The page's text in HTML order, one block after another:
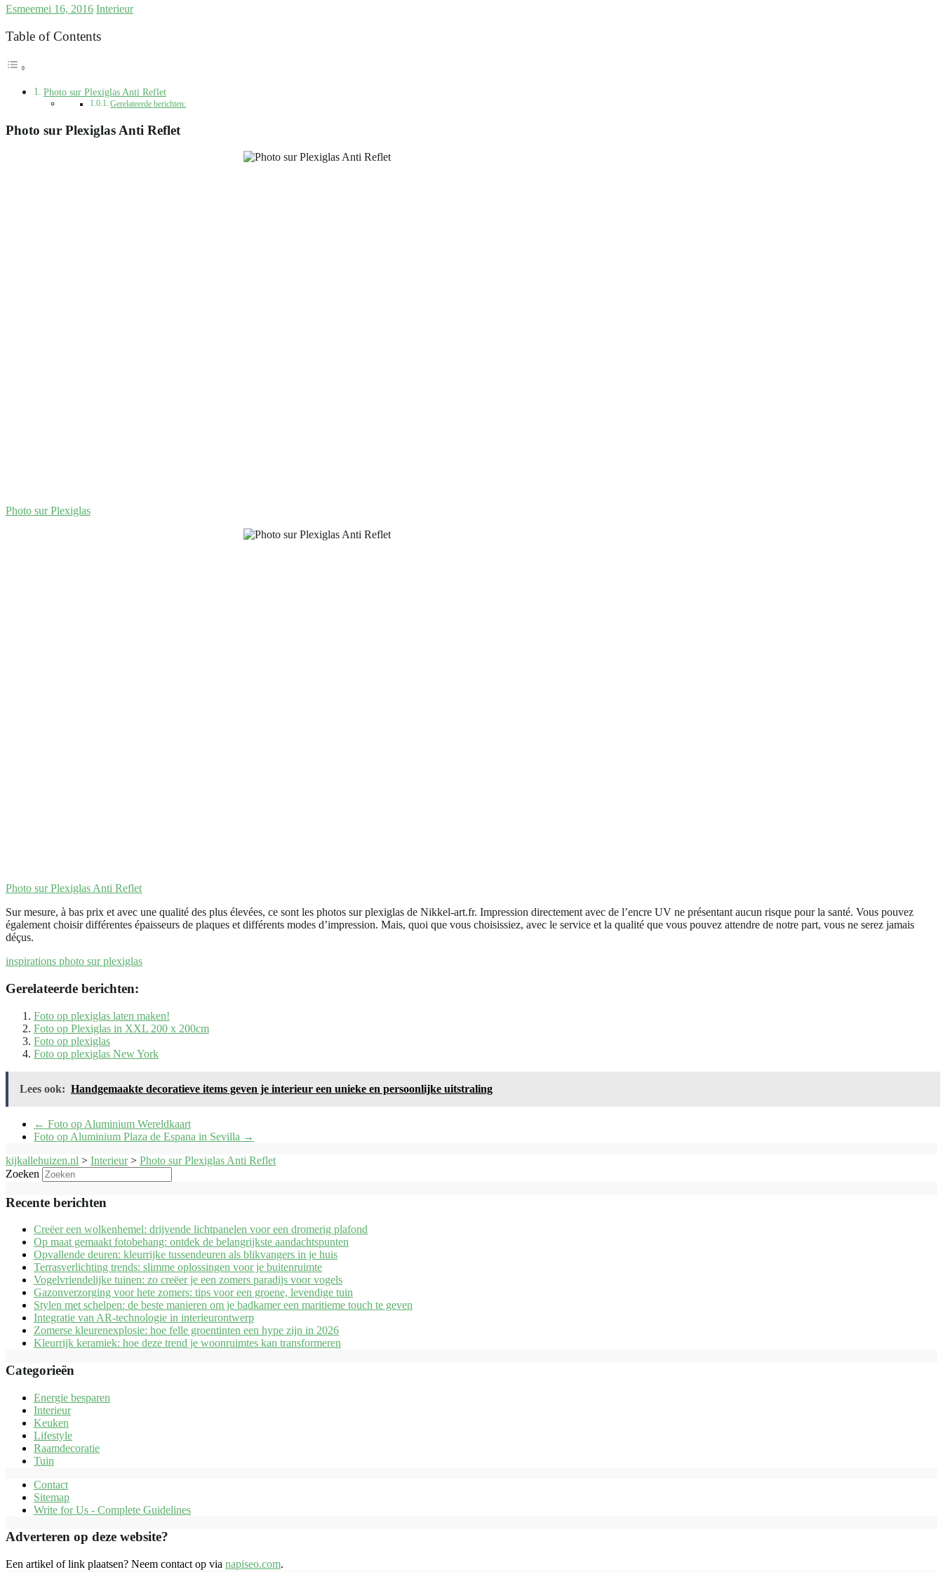
Esmeemei 16, 2016 Interieur
Table of Contents
Photo sur Plexiglas Anti Reflet
Gerelateerde berichten:
Photo sur Plexiglas Anti Reflet
Photo sur Plexiglas
Photo sur Plexiglas Anti Reflet
Sur mesure, à bas prix et avec une qualité des plus élevées, ce sont les photos sur plexiglas de Nikkel-art.fr. Impression directement avec de l’encre UV ne présentant aucun risque pour la santé. Vous pouvez
également choisir différentes épaisseurs de plaques et différents modes d’impression. Mais, quoi que vous choisissiez, avec le service et la qualité que vous pouvez attendre de notre part, vous ne serez jamais
déçus.
inspirations photo sur plexiglas
Gerelateerde berichten:
Foto op plexiglas laten maken!
Foto op Plexiglas in XXL 200 x 200cm
Foto op plexiglas
Foto op plexiglas New York
Lees ook: Handgemaakte decoratieve items geven je interieur een unieke en persoonlijke uitstraling
← Foto op Aluminium Wereldkaart
Foto op Aluminium Plaza de Espana in ‪Sevilla‬ →
kijkallehuizen.nl > Interieur> Photo sur Plexiglas Anti Reflet
Zoeken
Recente berichten
Creëer een wolkenhemel: drijvende lichtpanelen voor een dromerig plafond
Op maat gemaakt fotobehang: ontdek de belangrijkste aandachtspunten
Opvallende deuren: kleurrijke tussendeuren als blikvangers in je huis
Terrasverlichting trends: slimme oplossingen voor je buitenruimte
Vogelvriendelijke tuinen: zo creëer je een zomers paradijs voor vogels
Gazonverzorging voor hete zomers: tips voor een groene, levendige tuin
Stylen met schelpen: de beste manieren om je badkamer een maritieme touch te geven
Integratie van AR-technologie in interieurontwerp
Zomerse kleurenexplosie: hoe felle groentinten een hype zijn in 2026
Kleurrijk keramiek: hoe deze trend je woonruimtes kan transformeren
Categorieën
Energie besparen
Interieur
Keuken
Lifestyle
Raamdecoratie
Tuin
Contact
Sitemap
Write for Us - Complete Guidelines
Adverteren op deze website?
Een artikel of link plaatsen? Neem contact op via napiseo.com.